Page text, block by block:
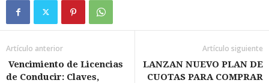
Artículo anterior
Vencimiento de Licencias
de Conducir: Claves,
Artículo siguiente
LANZAN NUEVO PLAN DE
CUOTAS PARA COMPRAR